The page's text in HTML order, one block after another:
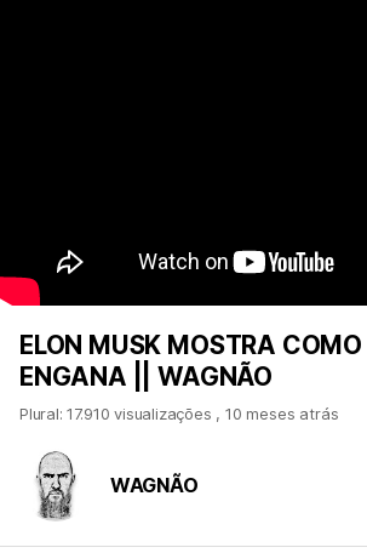
ELON MUSK MOSTRA COMO
ENGANA || WAGNÃO
Plural: 17.910 visualizações ,10 meses atrás
WAGNÃO